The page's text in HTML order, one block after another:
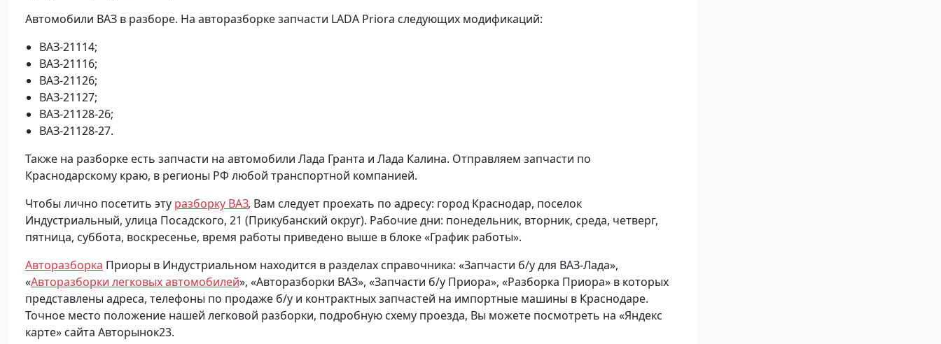
Автомобили ВАЗ в разборе. На авторазборке запчасти LADA Priora следующих модификаций:
ВАЗ-21114;
ВАЗ-21116;
ВАЗ-21126;
ВАЗ-21127;
ВАЗ-21128-26;
ВАЗ-21128-27.
Также на разборке есть запчасти на автомобили Лада Гранта и Лада Калина. Отправляем запчасти по
Краснодарскому краю, в регионы РФ любой транспортной компанией.
Чтобы лично посетить эту разборку ВАЗ, Вам следует проехать по адресу: город Краснодар, поселок
Индустриальный, улица Посадского, 21 (Прикубанский округ). Рабочие дни: понедельник, вторник, среда, четверг,
пятница, суббота, воскресенье, время работы приведено выше в блоке «График работы».
Авторазборка Приоры в Индустриальном находится в разделах справочника: «Запчасти б/у для ВАЗ-Лада»,
«Авторазборки легковых автомобилей», «Авторазборки ВАЗ», «Запчасти б/у Приора», «Разборка Приора» в которых
представлены адреса, телефоны по продаже б/у и контрактных запчастей на импортные машины в Краснодаре.
Точное место положение нашей легковой разборки, подробную схему проезда, Вы можете посмотреть на «Яндекс
карте» сайта Авторынок23.